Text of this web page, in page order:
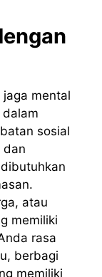
mental
sosial
dan
atau
memiliki
rasa
berbagi
memiliki